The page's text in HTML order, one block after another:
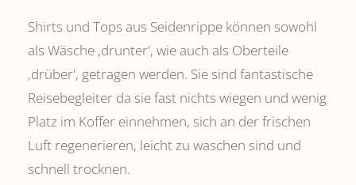
Shirts und Tops aus Seidenrippe können sowohl
als Wäsche ,drunter', wie auch als Oberteile
‚drüber', getragen werden. Sie sind fantastische
Reisebegleiter da sie fast nichts wiegen und wenig
Platz im Koffer einnehmen, sich an der frischen
Luft regenerieren, leicht zu waschen sind und
schnell trocknen.